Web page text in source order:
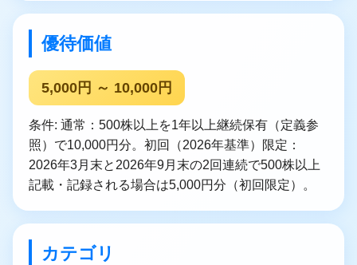
優待価値
5,000円 ～ 10,000円
条件: 通常：500株以上を1年以上継続保有（定義参
照）で10,000円分。初回（2026年基準）限定：
2026年3月末と2026年9月末の2回連続で500株以上
記載・記録される場合は5,000円分（初回限定）。
カテゴリ